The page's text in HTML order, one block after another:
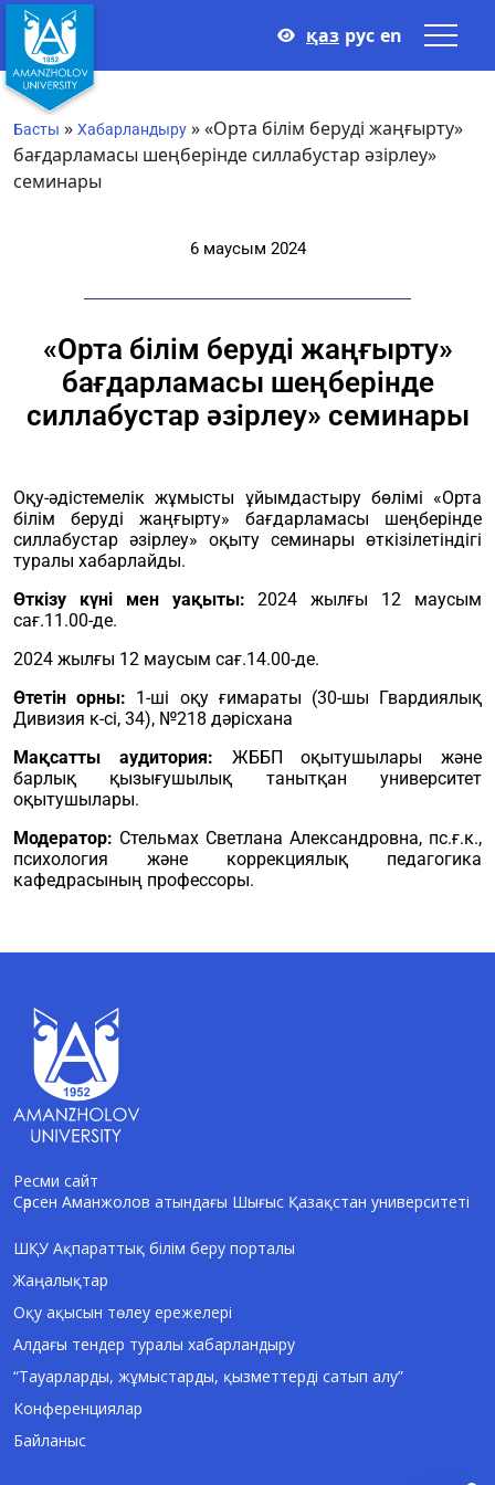
қаз рус en
Басты » Хабарландыру »«Орта білім беруді жаңғырту»
бағдарламасы шеңберінде силлабустар әзірлеу»
семинары
6 маусым 2024
«Орта білім беруді жаңғырту»
бағдарламасы шеңберінде
силлабустар әзірлеу» семинары
Оқу-әдістемелік жұмысты ұйымдастыру бөлімі «Орта
білім беруді жаңғырту» бағдарламасы шеңберінде
силлабустар әзірлеу» оқыту семинары өткізілетіндігі
туралы хабарлайды.
Өткізу күні мен уақыты:2024 жылғы 12 маусым
сағ.11.00-де.
2024 жылғы 12 маусым сағ.14.00-де.
Өтетін орны: 1-ші оқу ғимараты (30-шы Гвардиялық
Дивизия к-сі, 34), №218 дәрісхана
Мақсатты аудитория: ЖББП оқытушылары және
барлық қызығушылық танытқан университет
оқытушылары.
Модератор: Стельмах Светлана Александровна, пс.ғ.к.,
психология және коррекциялық педагогика
кафедрасының профессоры.
Ресми сайт
Сәрсен Аманжолов атындағы Шығыс Қазақстан университеті
ШҚУ Ақпараттық білім беру порталы
Жаңалықтар
Оқу ақысын төлеу ережелері
Алдағы тендер туралы хабарландыру
“Тауарларды, жұмыстарды, қызметтерді сатып алу”
Конференциялар
Байланыс
AI-Talapker
Сәлем! Мен AI-Talapker — Сәрсен
Аманжолов атындағы Шығыс Қазақстан
университеті (ШҚУ) көмекшісімін.
Бакалавриат, магистратура, докторантура